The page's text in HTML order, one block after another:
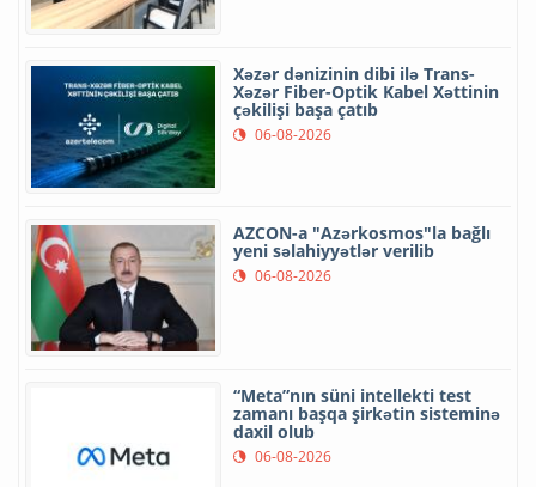
Xəzər dənizinin dibi ilə Trans-
Xəzər Fiber-Optik Kabel Xəttinin
çəkilişi başa çatıb
06-08-2026
AZCON-a "Azərkosmos"la bağlı
yeni səlahiyyətlər verilib
06-08-2026
“Meta”nın süni intellekti test
zamanı başqa şirkətin sisteminə
daxil olub
06-08-2026